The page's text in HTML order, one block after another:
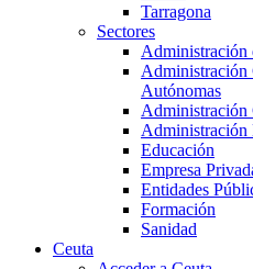
Tarragona
Sectores
Administración
Administración
Autónomas
Administración
Administración
Educación
Empresa
Entidades
Formación
Sanidad
Ceuta